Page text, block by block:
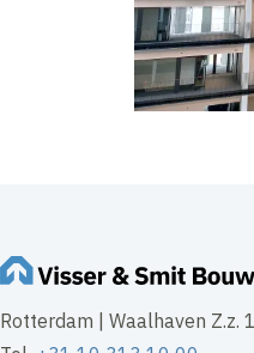
Rotterdam | Waalhaven Z.z.